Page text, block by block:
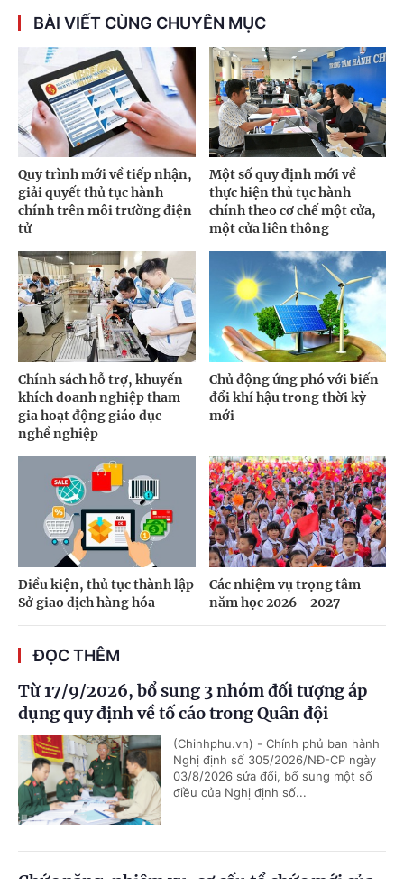
BÀI VIẾT CÙNG CHUYÊN MỤC
Quy trình mới về tiếp nhận,
giải quyết thủ tục hành
chính trên môi trường điện
tử
Một số quy định mới về
thực hiện thủ tục hành
chính theo cơ chế một cửa,
một cửa liên thông
Chính sách hỗ trợ, khuyến
khích doanh nghiệp tham
gia hoạt động giáo dục
nghề nghiệp
Chủ động ứng phó với biến
đổi khí hậu trong thời kỳ
mới
Điều kiện, thủ tục thành lập
Sở giao dịch hàng hóa
Các nhiệm vụ trọng tâm
năm học 2026 - 2027
ĐỌC THÊM
Từ 17/9/2026, bổ sung 3 nhóm đối tượng áp
dụng quy định về tố cáo trong Quân đội
(Chinhphu.vn) - Chính phủ ban hành
Nghị định số 305/2026/NĐ-CP ngày
03/8/2026 sửa đổi, bổ sung một số
điều của Nghị định số...